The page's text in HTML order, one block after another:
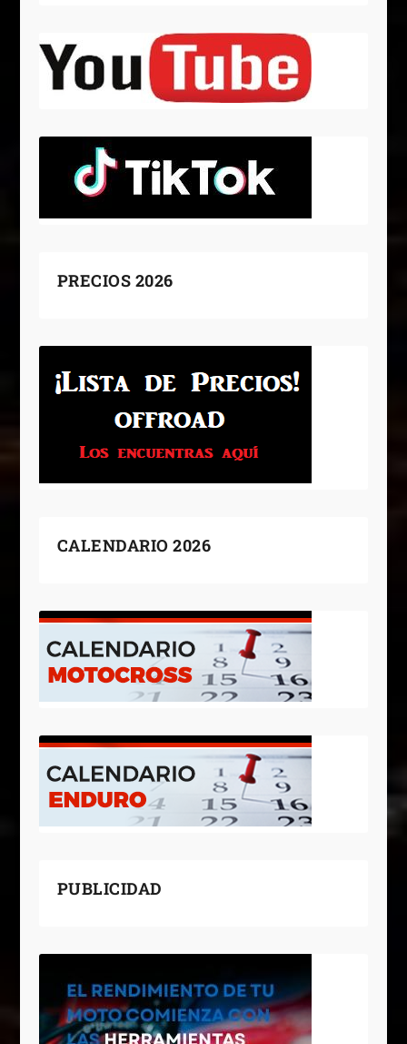
PRECIOS 2026
CALENDARIO 2026
PUBLICIDAD